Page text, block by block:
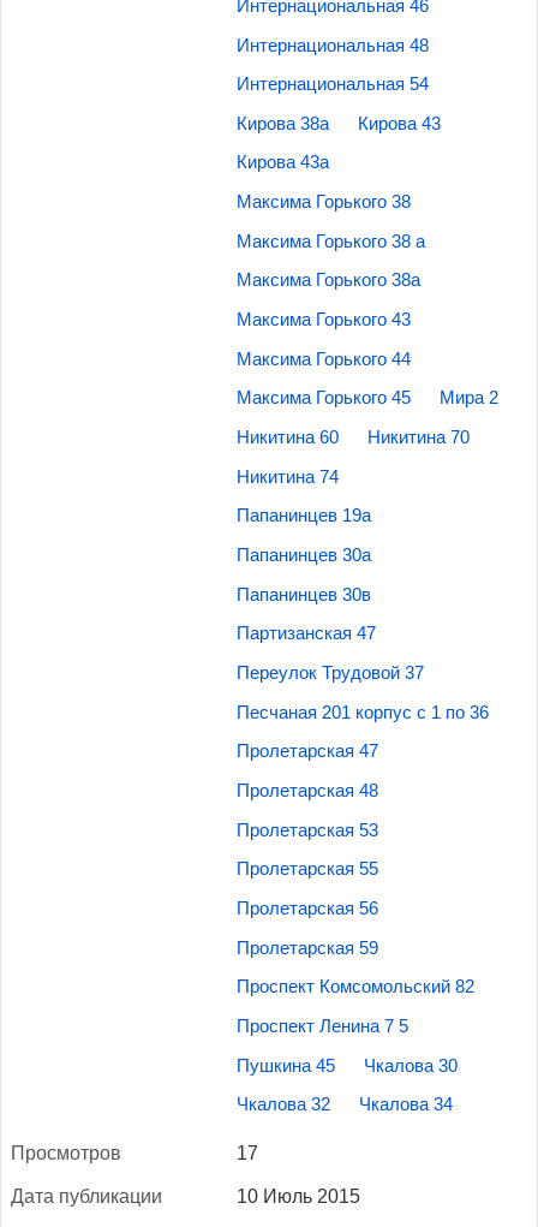
Интернациональная 46
Интернациональная 48
Интернациональная 54
Кирова 38а Кирова 43
Кирова 43а
Максима Горького 38
Максима Горького 38 а
Максима Горького 38а
Максима Горького 43
Максима Горького 44
Максима Горького 45 Мира 2
Никитина 60 Никитина 70
Никитина 74
Папанинцев 19а
Папанинцев 30а
Папанинцев 30в
Партизанская 47
Переулок Трудовой 37
Песчаная 201 корпус с 1 по 36
Пролетарская 47
Пролетарская 48
Пролетарская 53
Пролетарская 55
Пролетарская 56
Пролетарская 59
Проспект Комсомольский 82
Проспект Ленина 7 5
Пушкина 45 Чкалова 30
Чкалова 32 Чкалова 34
Прос­мотров 17
Да­та пуб­ли­кации 10 Июль 2015